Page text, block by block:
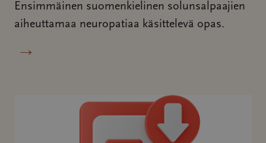
Ensimmäinen suomenkielinen solunsalpaajien
aiheuttamaa neuropatiaa käsittelevä opas.
→